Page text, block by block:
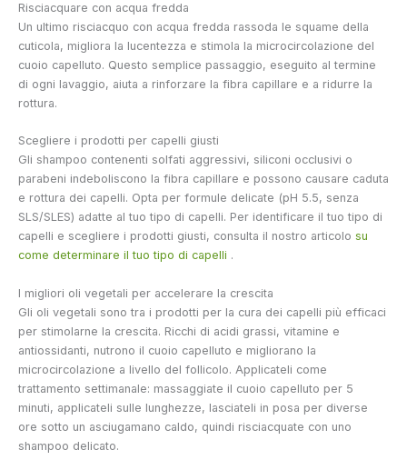
Risciacquare con acqua fredda
Un ultimo risciacquo con acqua fredda rassoda le squame della
cuticola, migliora la lucentezza e stimola la microcircolazione del
cuoio capelluto. Questo semplice passaggio, eseguito al termine
di ogni lavaggio, aiuta a rinforzare la fibra capillare e a ridurre la
rottura.
Scegliere i prodotti per capelli giusti
Gli shampoo contenenti solfati aggressivi, siliconi occlusivi o
parabeni indeboliscono la fibra capillare e possono causare caduta
e rottura dei capelli. Opta per formule delicate (pH 5.5, senza
SLS/SLES) adatte al tuo tipo di capelli. Per identificare il tuo tipo di
capelli e scegliere i prodotti giusti, consulta il nostro articolo su
come determinare il tuo tipo di capelli .
I migliori oli vegetali per accelerare la crescita
Gli oli vegetali sono tra i prodotti per la cura dei capelli più efficaci
per stimolarne la crescita. Ricchi di acidi grassi, vitamine e
antiossidanti, nutrono il cuoio capelluto e migliorano la
microcircolazione a livello del follicolo. Applicateli come
trattamento settimanale: massaggiate il cuoio capelluto per 5
minuti, applicateli sulle lunghezze, lasciateli in posa per diverse
ore sotto un asciugamano caldo, quindi risciacquate con uno
shampoo delicato.